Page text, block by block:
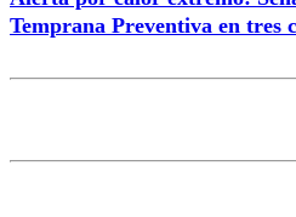
Temprana Preventiva en tres